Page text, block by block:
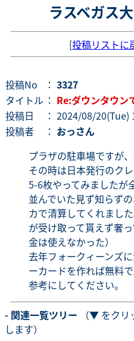
ラスベガス
[投稿リストに
投稿No ： 3327
タイトル ： Re:ダウンタウン
投稿日
： 2024/08/20(Tue)
投稿者
： おっさん
プラザの駐車場ですが
その時は日本発行のク
5-6枚やってみましたが
並んでいた見ず知らず
カで清算してくれまし
が受け取って貰えず奢
金は使えなかった）
去年フォークィーンズ
ーカードを作れば無料
参考にしてください。
- 関連一覧ツリー （▼ をクリ
します）